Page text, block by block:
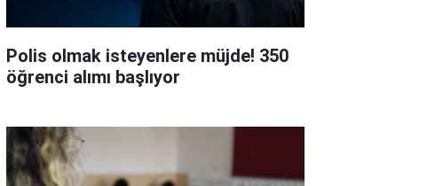
Polis olmak isteyenlere müjde! 350
öğrenci alımı başlıyor